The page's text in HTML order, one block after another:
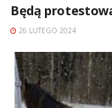
Będą
26 LUTEGO 2024